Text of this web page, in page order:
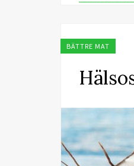
BÄTTRE MAT